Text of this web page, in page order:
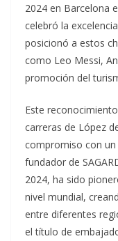
2024 en Barcelona
celebró la
posicionó a estos
como Leo Messi,
promoción del
Este
carreras de López
compromiso con un
fundador de
2024, ha sido
nivel mundial,
entre diferentes
el título de